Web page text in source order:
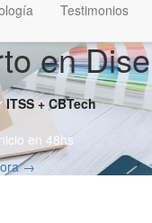
Testimonios
en
ITSS + CBTech
en 48hs
→